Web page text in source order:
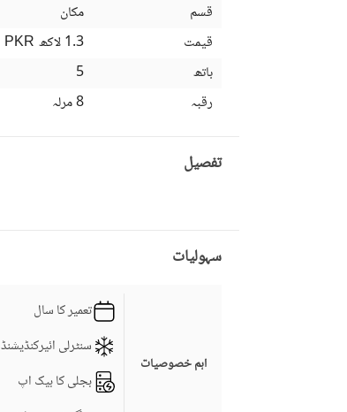
قسم
مکان
قیمت
PKR
1.3 لاکھ
باتھ
5
رقبہ
8 مرلہ
تفصیل
سہولیات
اہم خصوصیات
تعمیر کا سال
سنٹرلی ائیرکنڈیشنڈ
بجلی کا بیک اپ